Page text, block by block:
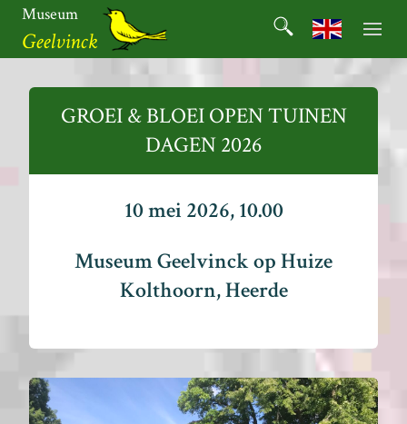
naar
de
Museum
Geelvinck
Geelvinck
Search
Search for:
GROEI & BLOEI OPEN TUINEN
DAGEN 2026
10 mei 2026, 10.00
Museum Geelvinck op Huize
Kolthoorn, Heerde